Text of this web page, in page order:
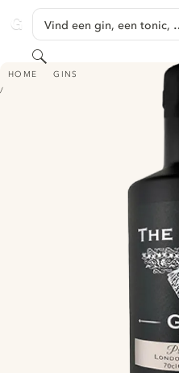
GINVENTORY
Vind een gin, een tonic, …
Zoeken
HOME GINS
THE EDGE GIN - LONDON DRY GIN